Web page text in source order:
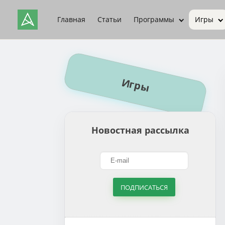
Главная Статьи Программы Игры
Игры
Новостная рассылка
ПОДПИСАТЬСЯ